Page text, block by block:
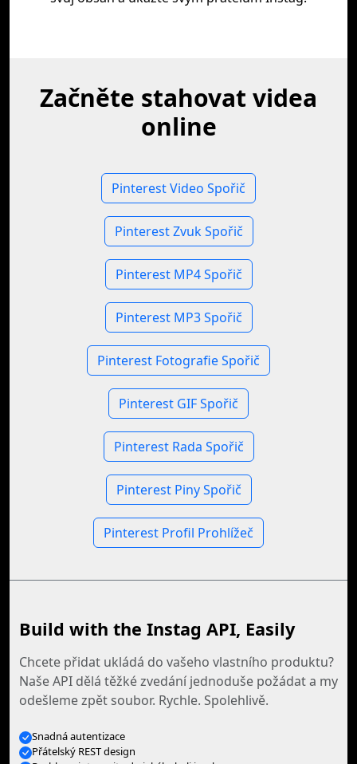
Začněte stahovat videa
online
Pinterest Video Spořič
Pinterest Zvuk Spořič
Pinterest MP4 Spořič
Pinterest MP3 Spořič
Pinterest Fotografie Spořič
Pinterest GIF Spořič
Pinterest Rada Spořič
Pinterest Piny Spořič
Pinterest Profil Prohlížeč
Build with the Instag API, Easily
Chcete přidat ukládá do vašeho vlastního produktu?
Naše API dělá těžké zvedání jednoduše požádat a my
odešleme zpět soubor. Rychle. Spolehlivě.
Snadná autentizace
Přátelský REST design